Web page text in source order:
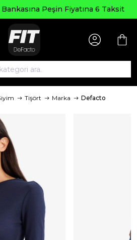
Peşin Fiyatına 6 Taksit
Tişört Marka Defacto